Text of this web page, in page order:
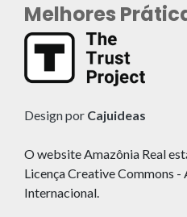
Melhores
Design por Cajuideas
O website Amazônia Real
Licença Creative Commons
Internacional.